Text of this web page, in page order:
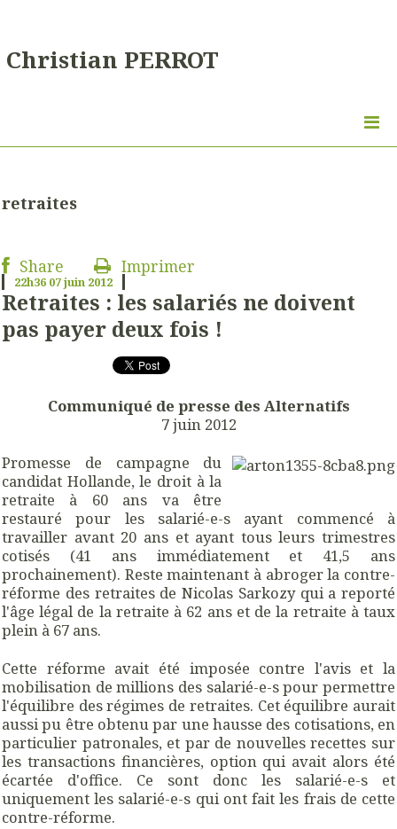
Christian PERROT
retraites
Share Imprimer
22h36 07juin 2012
Retraites : les salariés ne doivent
pas payer deux fois !
Communiqué de presse des Alternatifs
7 juin 2012
Promesse de campagne du
candidat Hollande, le droit à la
retraite à 60 ans va être
restauré pour les salarié-e-s ayant commencé à
travailler avant 20 ans et ayant tous leurs trimestres
cotisés (41 ans immédiatement et 41,5 ans
prochainement). Reste maintenant à abroger la contre-
réforme des retraites de Nicolas Sarkozy qui a reporté
l'âge légal de la retraite à 62 ans et de la retraite à taux
plein à 67 ans.
Cette réforme avait été imposée contre l'avis et la
mobilisation de millions des salarié-e-s pour permettre
l'équilibre des régimes de retraites. Cet équilibre aurait
aussi pu être obtenu par une hausse des cotisations, en
particulier patronales, et par de nouvelles recettes sur
les transactions financières, option qui avait alors été
écartée d'office. Ce sont donc les salarié-e-s et
uniquement les salarié-e-s qui ont fait les frais de cette
contre-réforme.